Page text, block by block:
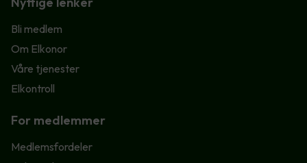
Bli medlem
Om Elkonor
Våre tjenester
Elkontroll
For medlemmer
Medlemsfordeler